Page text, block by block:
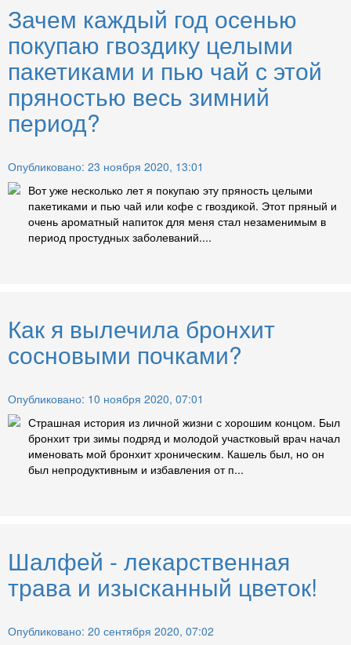
Зачем каждый год осенью
покупаю гвоздику целыми
пакетиками и пью чай с этой
пряностью весь зимний
период?
Опубликовано: 23 ноября 2020, 13:01
Вот уже несколько лет я покупаю эту пряность целыми
пакетиками и пью чай или кофе с гвоздикой. Этот пряный и
очень ароматный напиток для меня стал незаменимым в
период простудных заболеваний....
Как я вылечила бронхит
сосновыми почками?
Опубликовано: 10 ноября 2020, 07:01
Страшная история из личной жизни с хорошим концом. Был
бронхит три зимы подряд и молодой участковый врач начал
именовать мой бронхит хроническим. Кашель был, но он
был непродуктивным и избавления от п...
Шалфей - лекарственная
трава и изысканный цветок!
Опубликовано: 20 сентября 2020, 07:02